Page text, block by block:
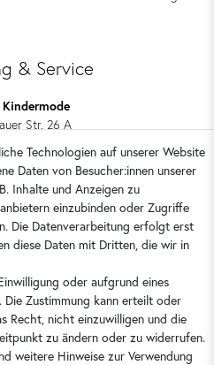
& Service
Str. 26 A
Dresden
28708090
kindermode.de
- Freitag 9 - 16 Uhr
Technologien auf unserer Website
Daten von Besucher:innen unserer
Inhalte und Anzeigen zu
einzubinden oder Zugriffe
Die Datenverarbeitung erfolgt erst
diese Daten mit Dritten, die wir in
oder aufgrund eines
Zustimmung kann erteilt oder
Recht, nicht einzuwilligen und die
zu ändern oder zu widerrufen.
weitere Hinweise zur Verwendung